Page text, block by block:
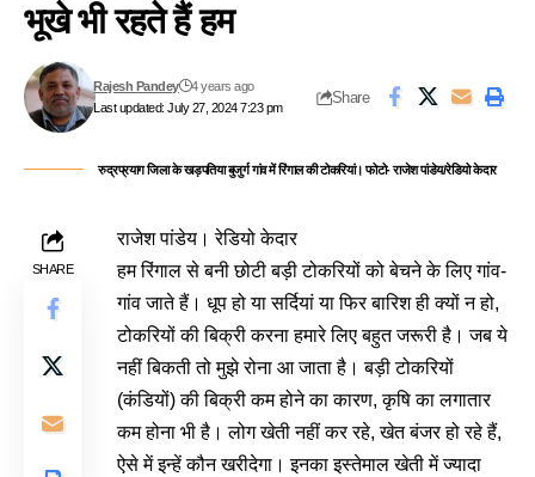
भूखे भी रहते हैं हम
Last updated: July 27, 2024 7:23 pm
Rajesh Pandey 4 years ago
Share
रुद्रप्रयाग जिला के खड़पतिया बुजुर्ग गांव में रिंगाल की टोकरियां। फोटो- राजेश पांडेय/रेडियो केदार
SHARE
राजेश पांडेय।रेडियो केदार
हम रिंगाल से बनी छोटी बड़ी टोकरियों को बेचने के लिए गांव-
गांव जाते हैं। धूप हो या सर्दियां या फिर बारिश ही क्यों न हो,
टोकरियों की बिक्री करना हमारे लिए बहुत जरूरी है। जब ये
नहीं बिकती तो मुझे रोना आ जाता है। बड़ी टोकरियों
(कंडियों) की बिक्री कम होने का कारण, कृषि का लगातार
कम होना भी है। लोग खेती नहीं कर रहे, खेत बंजर हो रहे हैं,
ऐसे में इन्हें कौन खरीदेगा। इनका इस्तेमाल खेती में ज्यादा